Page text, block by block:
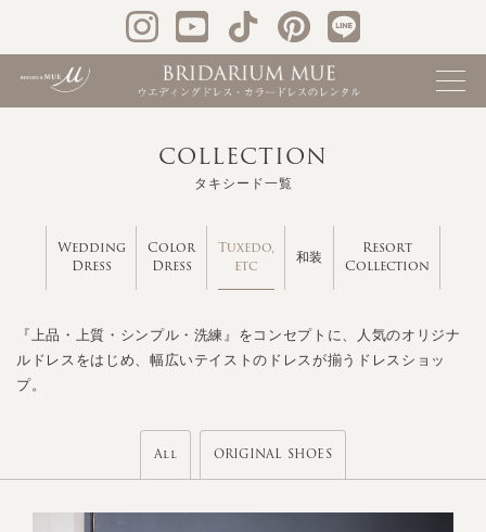
COLLECTION
タキシード一覧
Wedding
Dress
Color
Dress
Tuxedo,
etc
和装
Resort
Collection
『上品・上質・シンプル・洗練』をコンセプトに、人気のオリジナ
ルドレスをはじめ、幅広いテイストのドレスが揃うドレスショッ
プ。
All ORIGINAL SHOES